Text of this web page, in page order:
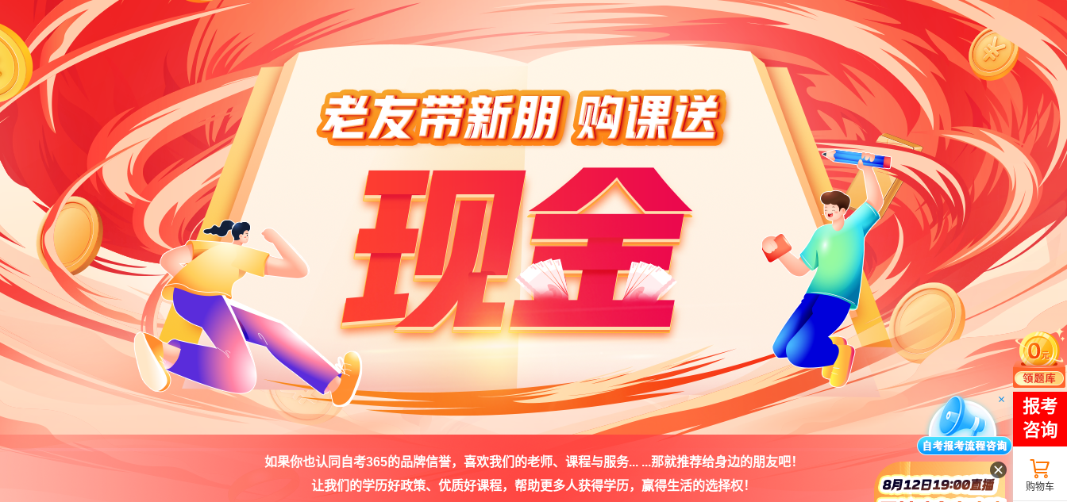
如果你也认同自考365的品牌信誉，喜欢我们的老师、课程与服务... ...那就推荐给身边的朋友吧！
让我们的学历好政策、优质好课程，帮助更多人获得学历，赢得生活的选择权！
购物车